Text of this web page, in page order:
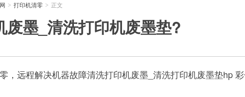
> 打印机清零 > 正文
废墨_清洗打印机废墨垫?
，远程解决机器故障清洗打印机废墨_清洗打印机废墨垫hp